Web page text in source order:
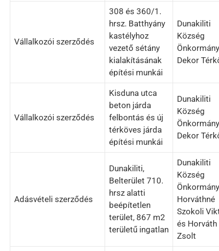
Vállalkozói szerződés
308 és 360/1.
hrsz. Batthyány
kastélyhoz
vezető sétány
kialakításának
építési munkái
Dunakiliti
Község
Dekor
Vállalkozói szerződés
Kisduna utca
beton járda
felbontás és új
térköves járda
építési munkái
Dunakiliti
Község
Dekor
Adásvételi szerződés
Dunakiliti,
Belterület 710.
hrsz alatti
beépítetlen
terület, 867 m2
területű ingatlan
Dunakiliti
Község
Horváthné
Szokoli
és Horváth
Zsolt